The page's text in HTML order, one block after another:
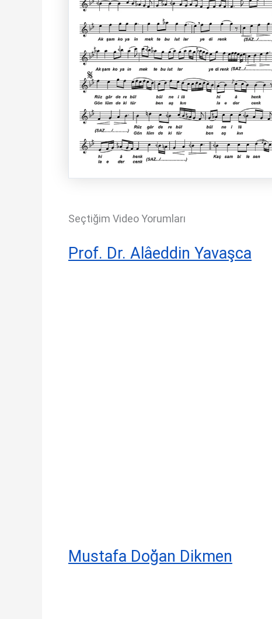
Seçtiğim Video Yorumları
Prof. Dr. Alâeddin Yavaşca
Mustafa Doğan Dikmen